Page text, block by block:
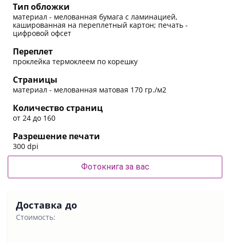
Тип обложки
материал - мелованная бумага с ламинацией,
кашированная на переплетный картон; печать -
цифровой офсет
Переплет
проклейка термоклеем по корешку
Страницы
материал - мелованная матовая 170 гр./м2
Количество страниц
от 24 до 160
Разрешение печати
300 dpi
Фотокнига за вас
Доставка до
Стоимость: